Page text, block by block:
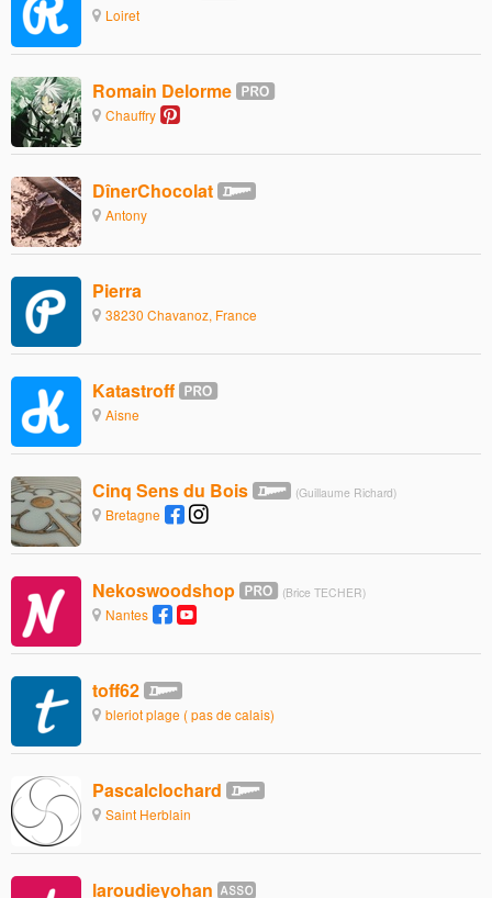
Loiret
Romain Delorme
Chauffry
DînerChocolat
Antony
Pierra
38230 Chavanoz, France
Katastroff
Aisne
Cinq Sens du Bois (Guillaume Richard)
Bretagne
Nekoswoodshop (Brice TECHER)
Nantes
toff62
bleriot plage ( pas de calais)
Pascalclochard
Saint Herblain
laroudieyohan